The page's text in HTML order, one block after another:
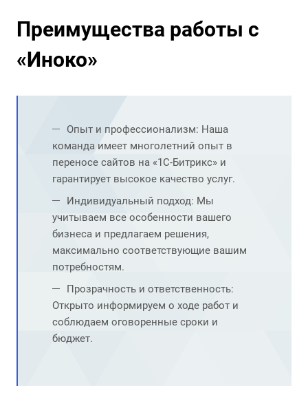
Преимущества работы с
«Иноко»
Опыт и профессионализм: Наша
команда имеет многолетний опыт в
переносе сайтов на «1С-Битрикс» и
гарантирует высокое качество услуг.
Индивидуальный подход: Мы
учитываем все особенности вашего
бизнеса и предлагаем решения,
максимально соответствующие вашим
потребностям.
Прозрачность и ответственность:
Открыто информируем о ходе работ и
соблюдаем оговоренные сроки и
бюджет.